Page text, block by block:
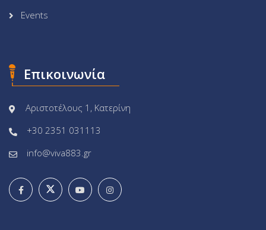
Events
Επικοινωνία
Αριστοτέλους 1, Κατερίνη
+30 2351 031113
info@viva883.gr